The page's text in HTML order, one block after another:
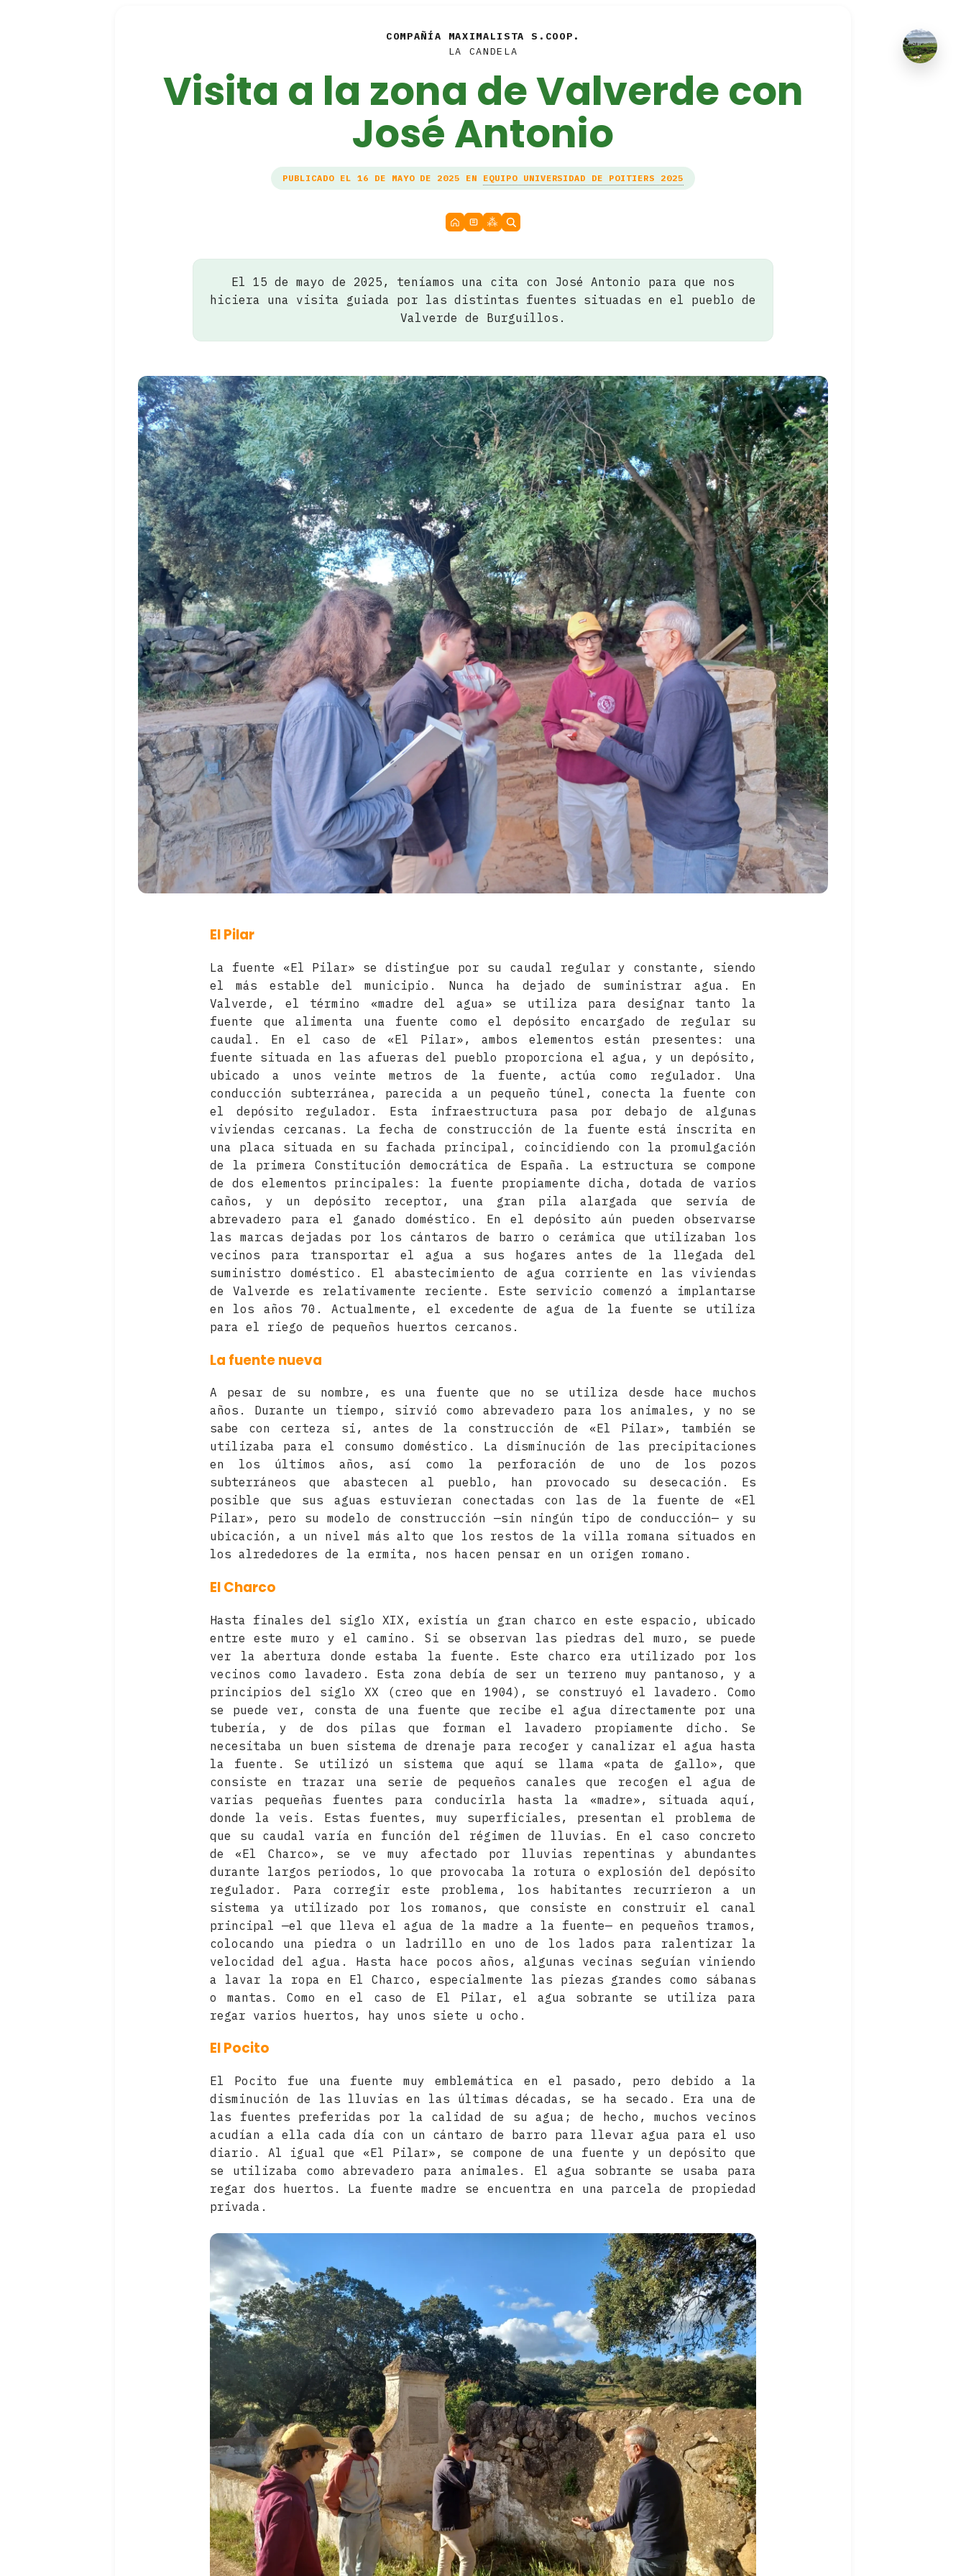
COMPAÑÍA MAXIMALISTA S.COOP.
LA CANDELA
Visita a la zona de Valverde con
José Antonio
PUBLICADO EL 16 DE MAYO DE 2025 EN EQUIPO UNIVERSIDAD DE POITIERS 2025
El 15 de mayo de 2025, teníamos una cita con José Antonio para que nos
hiciera una visita guiada por las distintas fuentes situadas en el pueblo de
Valverde de Burguillos.
El Pilar
La fuente «El Pilar» se distingue por su caudal regular y constante, siendo
el más estable del municipio. Nunca ha dejado de suministrar agua. En
Valverde, el término «madre del agua» se utiliza para designar tanto la
fuente que alimenta una fuente como el depósito encargado de regular su
caudal. En el caso de «El Pilar», ambos elementos están presentes: una
fuente situada en las afueras del pueblo proporciona el agua, y un depósito,
ubicado a unos veinte metros de la fuente, actúa como regulador. Una
conducción subterránea, parecida a un pequeño túnel, conecta la fuente con
el depósito regulador. Esta infraestructura pasa por debajo de algunas
viviendas cercanas. La fecha de construcción de la fuente está inscrita en
una placa situada en su fachada principal, coincidiendo con la promulgación
de la primera Constitución democrática de España. La estructura se compone
de dos elementos principales: la fuente propiamente dicha, dotada de varios
caños, y un depósito receptor, una gran pila alargada que servía de
abrevadero para el ganado doméstico. En el depósito aún pueden observarse
las marcas dejadas por los cántaros de barro o cerámica que utilizaban los
vecinos para transportar el agua a sus hogares antes de la llegada del
suministro doméstico. El abastecimiento de agua corriente en las viviendas
de Valverde es relativamente reciente. Este servicio comenzó a implantarse
en los años 70. Actualmente, el excedente de agua de la fuente se utiliza
para el riego de pequeños huertos cercanos.
La fuente nueva
A pesar de su nombre, es una fuente que no se utiliza desde hace muchos
años. Durante un tiempo, sirvió como abrevadero para los animales, y no se
sabe con certeza si, antes de la construcción de «El Pilar», también se
utilizaba para el consumo doméstico. La disminución de las precipitaciones
en los últimos años, así como la perforación de uno de los pozos
subterráneos que abastecen al pueblo, han provocado su desecación. Es
posible que sus aguas estuvieran conectadas con las de la fuente de «El
Pilar», pero su modelo de construcción —sin ningún tipo de conducción— y su
ubicación, a un nivel más alto que los restos de la villa romana situados en
los alrededores de la ermita, nos hacen pensar en un origen romano.
El Charco
Hasta finales del siglo XIX, existía un gran charco en este espacio, ubicado
entre este muro y el camino. Si se observan las piedras del muro, se puede
ver la abertura donde estaba la fuente. Este charco era utilizado por los
vecinos como lavadero. Esta zona debía de ser un terreno muy pantanoso, y a
principios del siglo XX (creo que en 1904), se construyó el lavadero. Como
se puede ver, consta de una fuente que recibe el agua directamente por una
tubería, y de dos pilas que forman el lavadero propiamente dicho. Se
necesitaba un buen sistema de drenaje para recoger y canalizar el agua hasta
la fuente. Se utilizó un sistema que aquí se llama «pata de gallo», que
consiste en trazar una serie de pequeños canales que recogen el agua de
varias pequeñas fuentes para conducirla hasta la «madre», situada aquí,
donde la veis. Estas fuentes, muy superficiales, presentan el problema de
que su caudal varía en función del régimen de lluvias. En el caso concreto
de «El Charco», se ve muy afectado por lluvias repentinas y abundantes
durante largos periodos, lo que provocaba la rotura o explosión del depósito
regulador. Para corregir este problema, los habitantes recurrieron a un
sistema ya utilizado por los romanos, que consiste en construir el canal
principal —el que lleva el agua de la madre a la fuente— en pequeños tramos,
colocando una piedra o un ladrillo en uno de los lados para ralentizar la
velocidad del agua. Hasta hace pocos años, algunas vecinas seguían viniendo
a lavar la ropa en El Charco, especialmente las piezas grandes como sábanas
o mantas. Como en el caso de El Pilar, el agua sobrante se utiliza para
regar varios huertos, hay unos siete u ocho.
El Pocito
El Pocito fue una fuente muy emblemática en el pasado, pero debido a la
disminución de las lluvias en las últimas décadas, se ha secado. Era una de
las fuentes preferidas por la calidad de su agua; de hecho, muchos vecinos
acudían a ella cada día con un cántaro de barro para llevar agua para el uso
diario. Al igual que «El Pilar», se compone de una fuente y un depósito que
se utilizaba como abrevadero para animales. El agua sobrante se usaba para
regar dos huertos. La fuente madre se encuentra en una parcela de propiedad
privada.